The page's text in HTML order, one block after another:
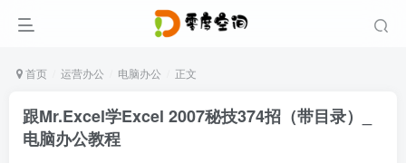
首页 运营办公 电脑办公 正文
跟Mr.Excel学Excel 2007秘技374招（带目录）_
电脑办公教程